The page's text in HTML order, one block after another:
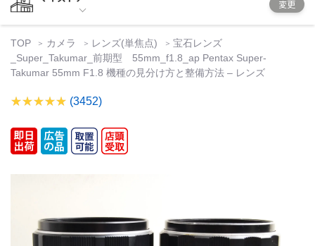
変更
TOP カメラ レンズ(単焦点)
宝石レンズ
_Super_Takumar_前期型 55mm_f1.8_ap Pentax Super-
Takumar 55mm F1.8 機種の見分け方と整備方法 – レンズ
(3452)